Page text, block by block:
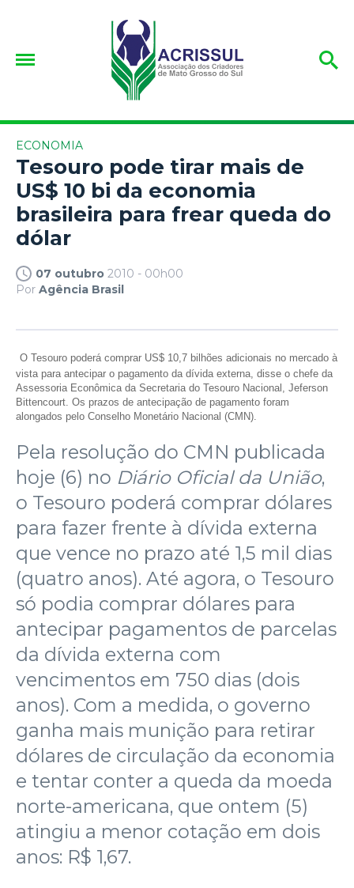
ECONOMIA
Tesouro pode tirar mais de
US$ 10 bi da economia
brasileira para frear queda do
dólar
07 outubro 2010 - 00h00
Por Agência Brasil
O Tesouro poderá comprar US$ 10,7 bilhões adicionais no mercado à
vista para antecipar o pagamento da dívida externa, disse o chefe da
Assessoria Econômica da Secretaria do Tesouro Nacional, Jeferson
Bittencourt. Os prazos de antecipação de pagamento foram
alongados pelo Conselho Monetário Nacional (CMN).
Pela resolução do CMN publicada
hoje (6) no Diário Oficial da União,
o Tesouro poderá comprar dólares
para fazer frente à dívida externa
que vence no prazo até 1,5 mil dias
(quatro anos). Até agora, o Tesouro
só podia comprar dólares para
antecipar pagamentos de parcelas
da dívida externa com
vencimentos em 750 dias (dois
anos). Com a medida, o governo
ganha mais munição para retirar
dólares de circulação da economia
e tentar conter a queda da moeda
norte-americana, que ontem (5)
atingiu a menor cotação em dois
anos: R$ 1,67.